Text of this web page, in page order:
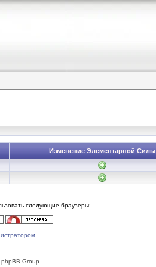
Изменение Элементарной Силы
следующие браузеры:
Group